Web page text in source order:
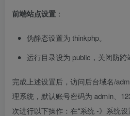
前端站点设置 ：
伪静态设置为 thinkphp。
运行目录设为 public，关闭防跨
完成上述设置后，访问后台域名/
理系统，默认账号密码为 admin、
次进行以下操作：在“系统 -》系统